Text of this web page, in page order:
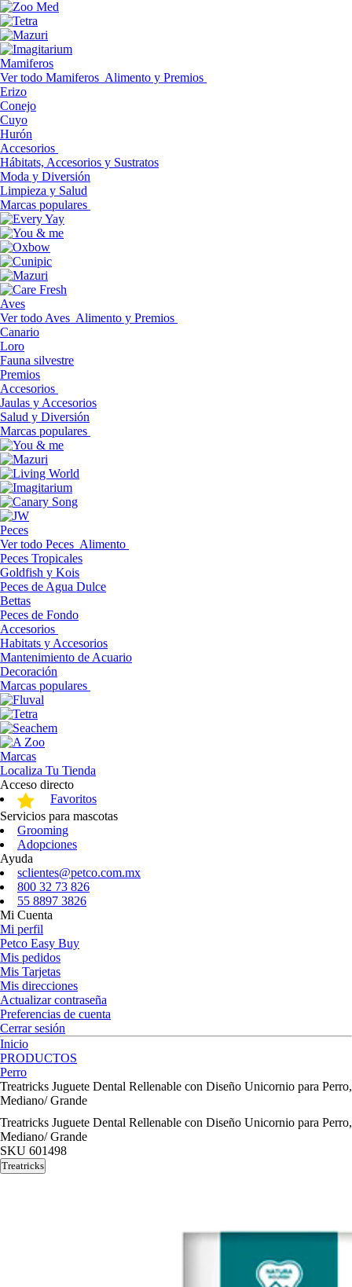
Mamiferos
Ver todo Mamiferos Alimento y Premios
Erizo
Conejo
Cuyo
Hurón
Accesorios
Hábitats, Accesorios y Sustratos
Moda y Diversión
Limpieza y Salud
Marcas populares
Aves
Ver todo Aves Alimento y Premios
Canario
Loro
Fauna silvestre
Premios
Accesorios
Jaulas y Accesorios
Salud y Diversión
Marcas populares
Peces
Ver todo Peces Alimento
Peces Tropicales
Goldfish y Kois
Peces de Agua Dulce
Bettas
Peces de Fondo
Accesorios
Habitats y Accesorios
Mantenimiento de Acuario
Decoración
Marcas populares
Marcas
Localiza Tu Tienda
Acceso directo
Favoritos
Servicios para mascotas
Grooming
Adopciones
Ayuda
sclientes@petco.com.mx
800 32 73 826
55 8897 3826
Mi Cuenta
Mi perfil
Petco Easy Buy
Mis pedidos
Mis Tarjetas
Mis direcciones
Actualizar contraseña
Preferencias de cuenta
Cerrar sesión
Inicio
PRODUCTOS
Perro
Treatricks Juguete Dental Rellenable con Diseño Unicornio para Perro,
Mediano/ Grande
Treatricks Juguete Dental Rellenable con Diseño Unicornio para Perro,
Mediano/ Grande
SKU 601498
Treatricks